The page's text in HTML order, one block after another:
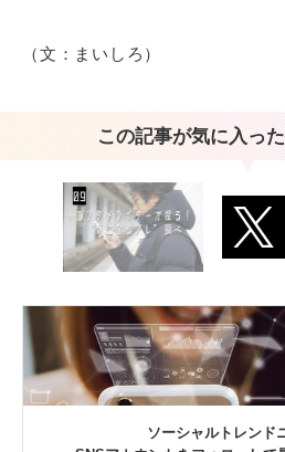
（文：まいしろ）
この記事が気に入っ
ソーシャルトレンド